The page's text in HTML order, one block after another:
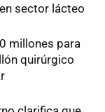
sector lácteo
millones para
quirúrgico